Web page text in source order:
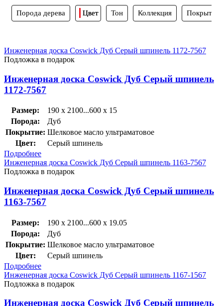
Порода дерева Цвет Тон Коллекция Покрытие
Инженерная доска Coswick Дуб Серый шпинель 1172-7567
Подложка в подарок
Инженерная доска Coswick Дуб Серый шпинель
1172-7567
Размер:
190 x 2100...600 x 15
Порода:
Дуб
Покрытие: Шелковое масло ультраматовое
Цвет:
Серый шпинель
Подробнее
Инженерная доска Coswick Дуб Серый шпинель 1163-7567
Подложка в подарок
Инженерная доска Coswick Дуб Серый шпинель
1163-7567
Размер:
190 x 2100...600 x 19.05
Порода:
Дуб
Покрытие: Шелковое масло ультраматовое
Цвет:
Серый шпинель
Подробнее
Инженерная доска Coswick Дуб Серый шпинель 1167-1567
Подложка в подарок
Инженерная доска Coswick Дуб Серый шпинель